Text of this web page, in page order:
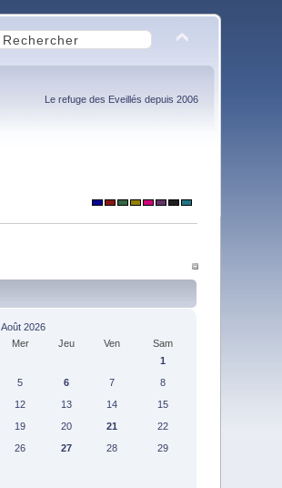
Le refuge des Eveillés depuis 2006
Août 2026
Mer Jeu Ven
Sam
1
5 6 7
8
12 13 14
15
19 20 21
22
26 27 28
29